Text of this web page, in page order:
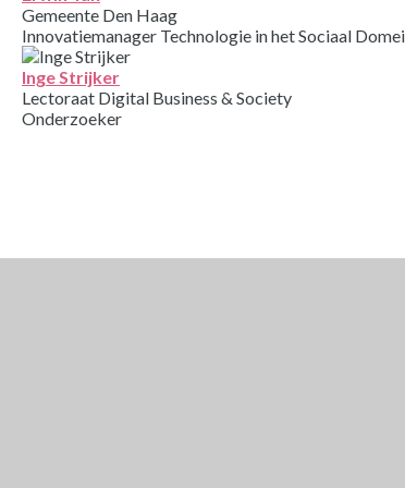
Gemeente Den Haag
Innovatiemanager Technologie in het Sociaal
Inge Strijker
Lectoraat Digital Business & Society
Onderzoeker